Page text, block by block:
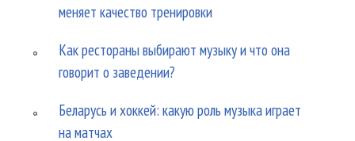
меняет качество тренировки
Как рестораны выбирают музыку и что она
говорит о заведении?
Беларусь и хоккей: какую роль музыка играет
на матчах